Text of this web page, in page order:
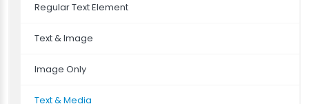
Regular Text Element
Text & Image
Image Only
Text & Media